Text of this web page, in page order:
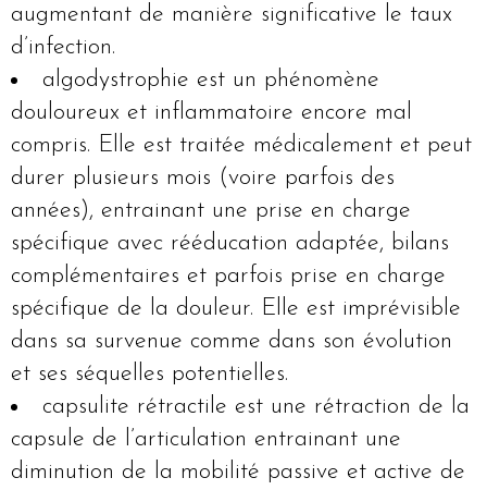
augmentant de manière significative le taux
d’infection.
algodystrophie est un phénomène
douloureux et inflammatoire encore mal
compris. Elle est traitée médicalement et peut
durer plusieurs mois (voire parfois des
années), entrainant une prise en charge
spécifique avec rééducation adaptée, bilans
complémentaires et parfois prise en charge
spécifique de la douleur. Elle est imprévisible
dans sa survenue comme dans son évolution
et ses séquelles potentielles.
capsulite rétractile est une rétraction de la
capsule de l’articulation entrainant une
diminution de la mobilité passive et active de